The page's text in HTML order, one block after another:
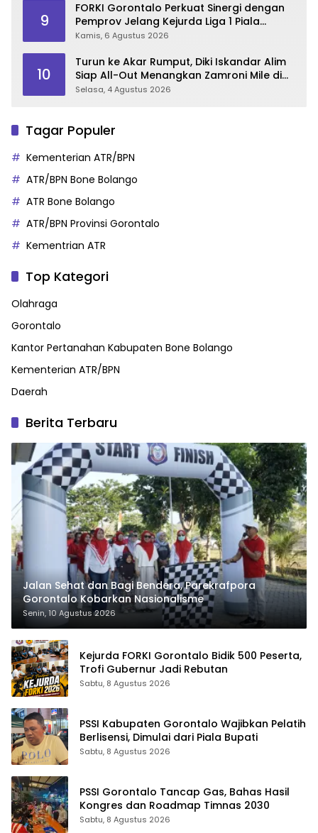
9
FORKI Gorontalo Perkuat Sinergi dengan
Pemprov Jelang Kejurda Liga 1 Piala
Gubernur 2026
Kamis, 6 Agustus 2026
10
Turun ke Akar Rumput, Diki Iskandar Alim
Siap All-Out Menangkan Zamroni Mile di
Pilkada Bone Bolango
Selasa, 4 Agustus 2026
Tagar Populer
Kementerian ATR/BPN
ATR/BPN Bone Bolango
ATR Bone Bolango
ATR/BPN Provinsi Gorontalo
Kementrian ATR
Top Kategori
Olahraga
Gorontalo
Kantor Pertanahan Kabupaten Bone Bolango
Kementerian ATR/BPN
Daerah
Berita Terbaru
Jalan Sehat dan Bagi Bendera, Parekrafpora
Gorontalo Kobarkan Nasionalisme
Senin, 10 Agustus 2026
Kejurda FORKI Gorontalo Bidik 500 Peserta,
Trofi Gubernur Jadi Rebutan
Sabtu, 8 Agustus 2026
PSSI Kabupaten Gorontalo Wajibkan Pelatih
Berlisensi, Dimulai dari Piala Bupati
Sabtu, 8 Agustus 2026
PSSI Gorontalo Tancap Gas, Bahas Hasil
Kongres dan Roadmap Timnas 2030
Sabtu, 8 Agustus 2026